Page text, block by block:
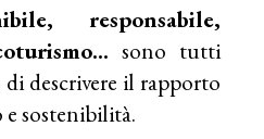
responsabile,
…sono tutti
descrivere il rapporto
sostenibilità.